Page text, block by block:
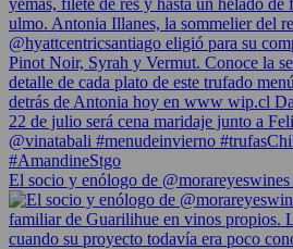
El socio y enólogo de